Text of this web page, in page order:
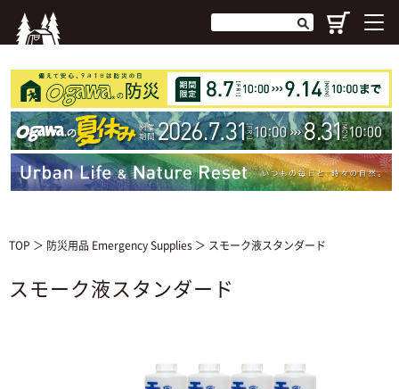
TOP ＞ 防災用品 Emergency Supplies ＞ スモーク液スタンダード
スモーク液スタンダード